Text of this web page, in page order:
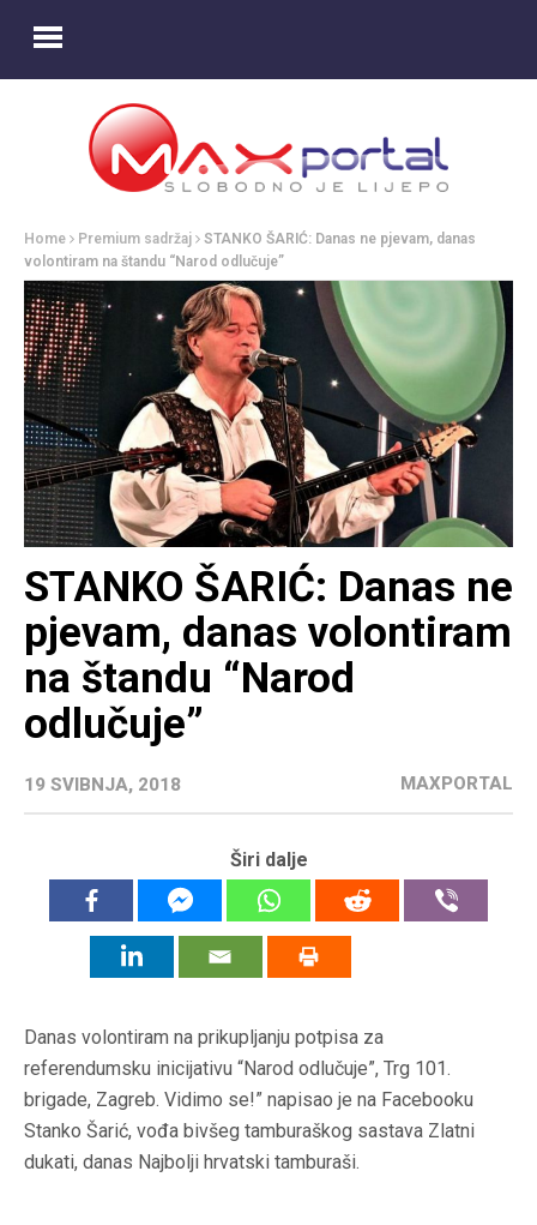
Home Premium sadržaj
STANKO ŠARIĆ: Danas ne pjevam, danas
volontiram na štandu “Narod odlučuje”
STANKO ŠARIĆ: Danas ne
pjevam, danas volontiram
na štandu “Narod
odlučuje”
19 SVIBNJA, 2018 MAXPORTAL
Širi dalje
Danas volontiram na prikupljanju potpisa za
referendumsku inicijativu “Narod odlučuje”, Trg 101.
brigade, Zagreb. Vidimo se!” napisao je na Facebooku
Stanko Šarić, vođa bivšeg tamburaškog sastava Zlatni
dukati, danas Najbolji hrvatski tamburaši.